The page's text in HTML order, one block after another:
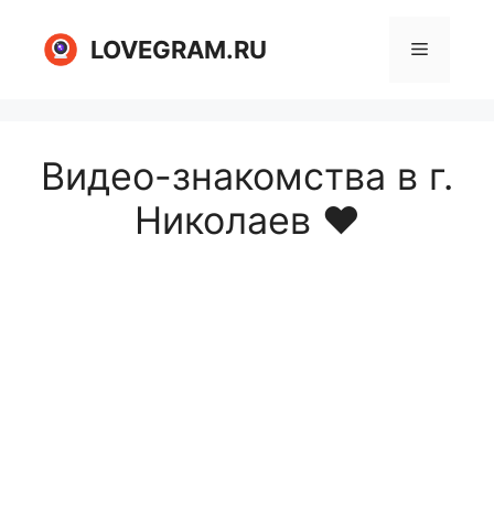
содержимому
LOVEGRAM.RU Меню
Видео-знакомства в г.
Николаев ❤️